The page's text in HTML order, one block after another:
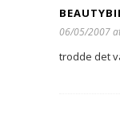
06/05/2007
trodde det